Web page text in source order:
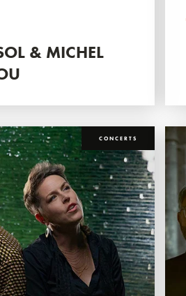
& MICHEL
CONCERTS